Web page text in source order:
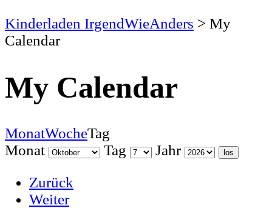
Kinderladen IrgendWieAnders > My
Calendar
My Calendar
MonatWocheTag
Monat
Tag
Jahr
Zurück
Weiter